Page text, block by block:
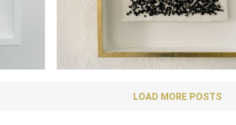
LOAD MORE POSTS